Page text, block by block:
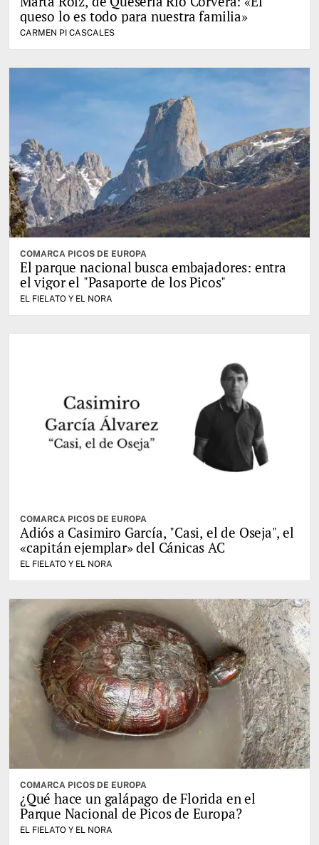
queso lo es todo para nuestra familia»
CARMEN PI CASCALES
COMARCA PICOS DE EUROPA
El parque nacional busca embajadores: entra
el vigor el "Pasaporte de los Picos"
EL FIELATO Y EL NORA
COMARCA PICOS DE EUROPA
Adiós a Casimiro García, "Casi, el de Oseja", el
«capitán ejemplar» del Cánicas AC
EL FIELATO Y EL NORA
COMARCA PICOS DE EUROPA
¿Qué hace un galápago de Florida en el
Parque Nacional de Picos de Europa?
EL FIELATO Y EL NORA